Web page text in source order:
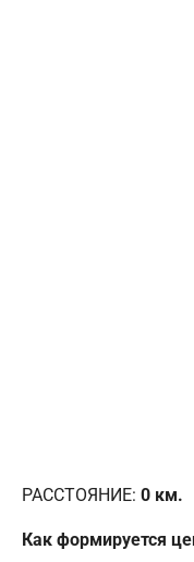
РАССТОЯНИЕ: 0 км.
Как формируется